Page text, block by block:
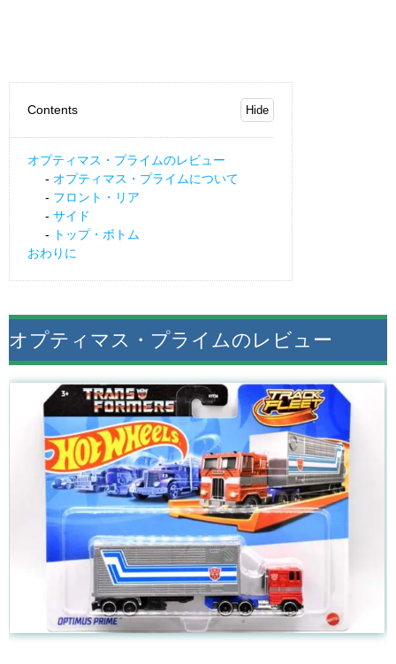
Contents
オプティマス・プライムのレビュー
オプティマス・プライムについて
フロント・リア
サイド
トップ・ボトム
おわりに
オプティマス・プライムのレビュー